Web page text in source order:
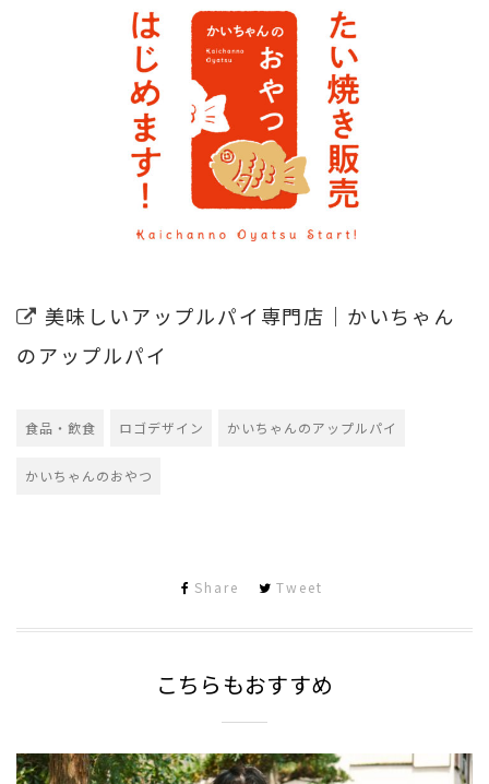
美味しいアップルパイ専門店｜かいちゃん
のアップルパイ
食品・飲食 ロゴデザイン かいちゃんのアップルパイ
かいちゃんのおやつ
Share Tweet
こちらもおすすめ